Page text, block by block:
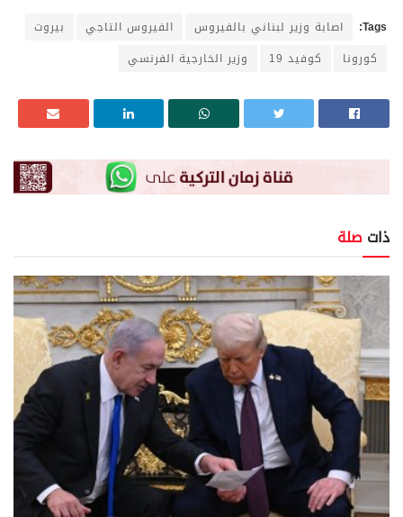
Tags: اصابة وزير لبناني بالفيروس الفيروس التاجي
بيروت
كورونا
كوفيد 19 وزير الخارجية الفرنسي
ذات صلة